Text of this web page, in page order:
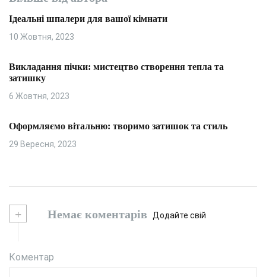
Ідеальні шпалери для вашої кімнати
10 Жовтня, 2023
Викладання пічки: мистецтво створення тепла та
затишку
6 Жовтня, 2023
Оформляємо вітальню: творимо затишок та стиль
29 Вересня, 2023
+ Немає коментарів Додайте свій
Коментар